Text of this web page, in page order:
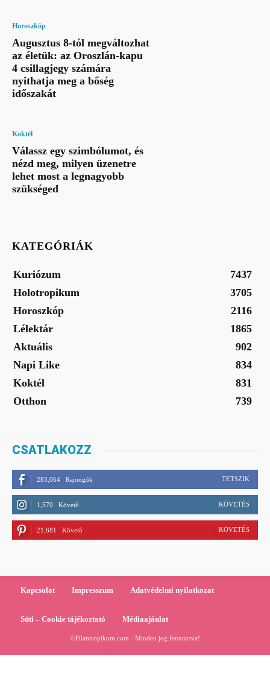
Horoszkóp
Augusztus 8-tól megváltozhat
az életük: az Oroszlán-kapu
4 csillagjegy számára
nyithatja meg a bőség
időszakát
Koktél
Válassz egy szimbólumot, és
nézd meg, milyen üzenetre
lehet most a legnagyobb
szükséged
KATEGÓRIÁK
Kuriózum
7437
Holotropikum
3705
Horoszkóp
2116
Lélektár
1865
Aktuális
902
Napi Like
834
Koktél
831
Otthon
739
CSATLAKOZZ
283,064 Rajongók TETSZIK
1,570 Követő KÖVETÉS
21,681 Követő KÖVETÉS
Kapcsolat Impresszum Adatvédelmi nyilatkozat
Süti – Cookie tájékoztató Médiaajánlat
©Filantropikum.com - Minden jog fenntartva!